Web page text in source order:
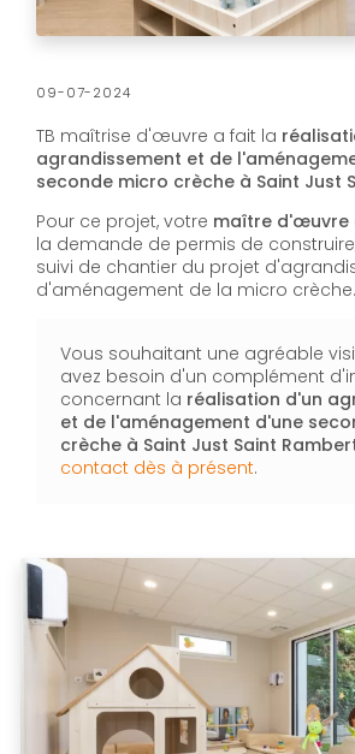
09-07-2024
TB maîtrise d'œuvre a fait la
agrandissement et de
seconde micro crèche à Saint Just
Pour ce projet, votre maître d'œuvre
la demande de permis de
suivi de chantier du projet
d'aménagement de la micro crèche.
Vous souhaitant une agréable
avez besoin d'un complément
concernant la réalisation d'un
et de l'aménagement d'une
crèche à Saint Just Saint
contact dès à présent.